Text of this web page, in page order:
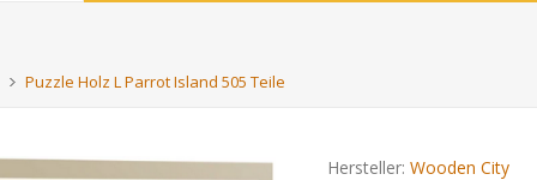
Puzzle Holz L Parrot Island 505 Teile
Hersteller: Wooden City